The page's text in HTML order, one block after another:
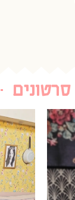
סרטונים